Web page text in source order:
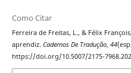
Como Citar
Ferreira de Freitas, L., & Félix
aprendiz. Cadernos De Tradução, 44
https://doi.org/10.5007/2175-